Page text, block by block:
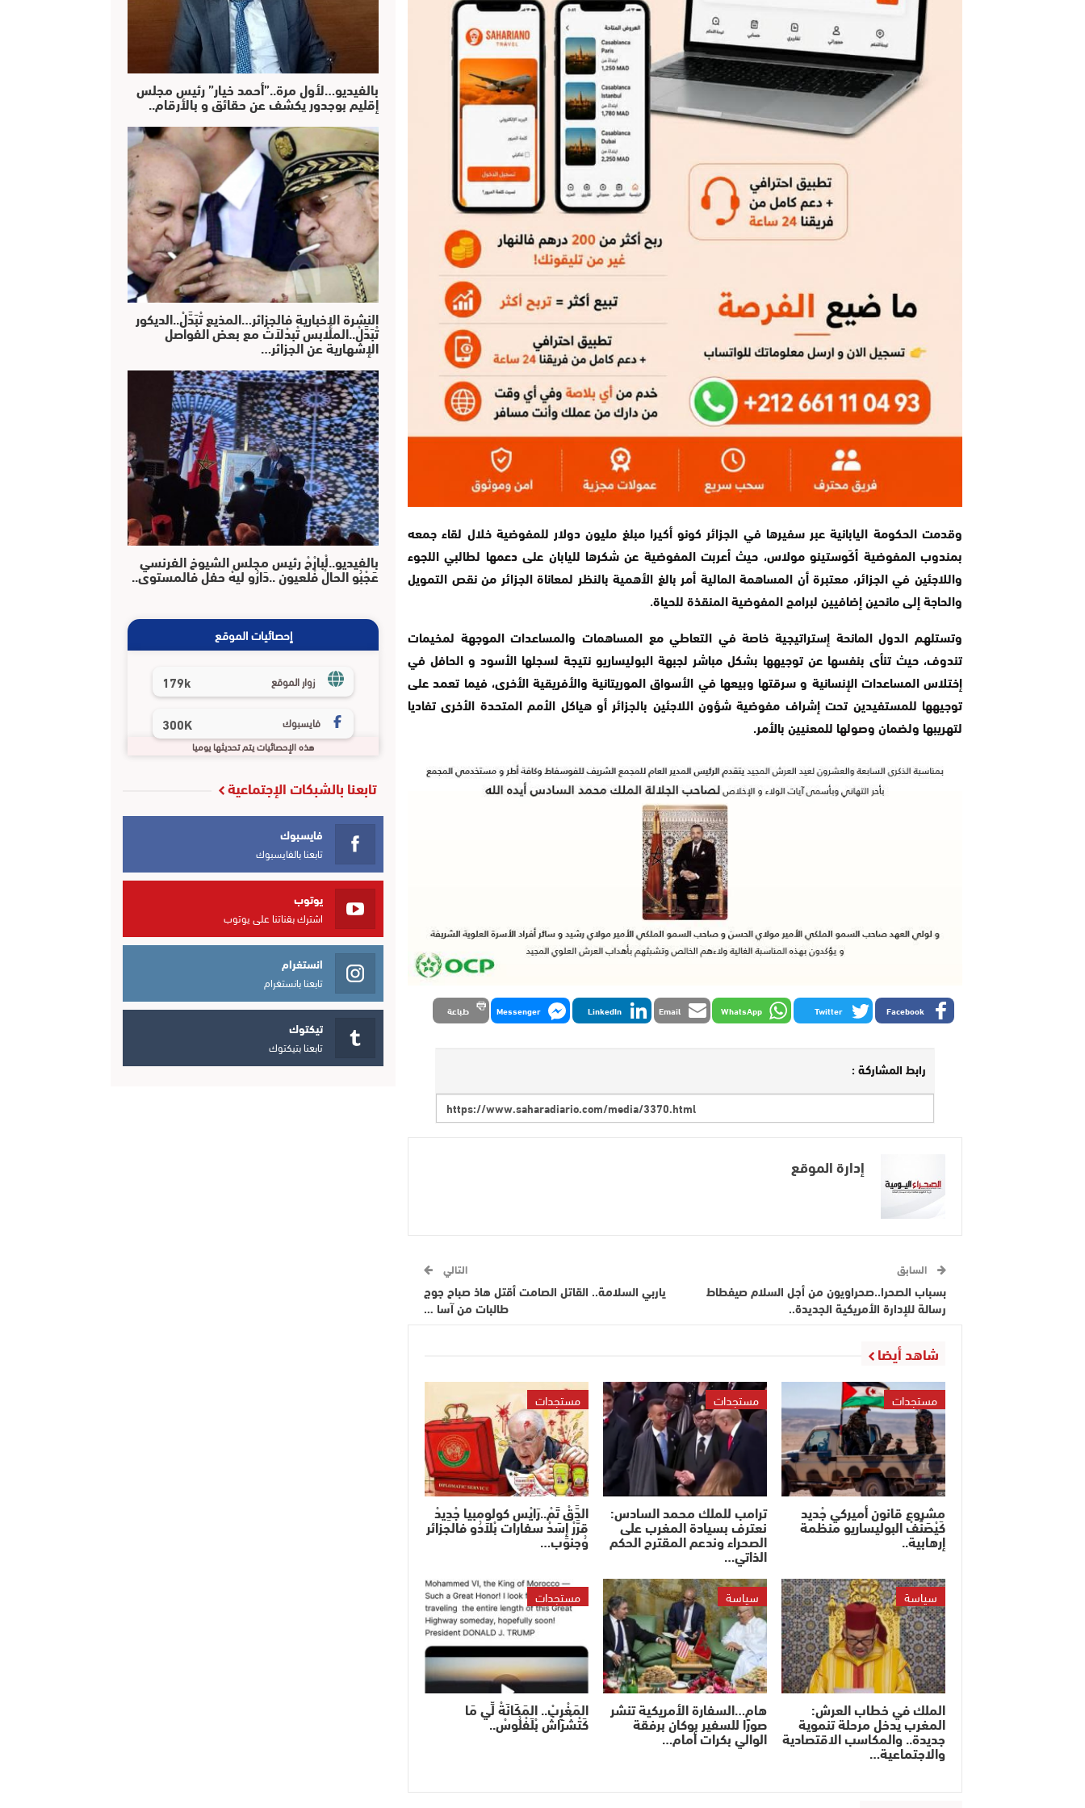
وقدمت الحكومة اليابانية عبر سفيرها في الجزائر كونو أكيرا مبلغ مليون دولار للمفوضية خلال لقاء جمعه
بمندوب المفوضية أكَوستينو مولاس، حيث أعربت المفوضية عن شكرها لليابان على دعمها لطالبي اللجوء
واللاجئين في الجزائر، معتبرة أن المساهمة المالية أمر بالغ الأهمية بالنظر لمعاناة الجزائر من نقص التمويل
والحاجة إلى مانحين إضافيين لبرامج المفوضية المنقذة للحياة.
وتستلهم الدول المانحة إستراتيجية خاصة في التعاطي مع المساهمات والمساعدات الموجهة لمخيمات
تندوف، حيث تنأى بنفسها عن توجيهها بشكل مباشر لجبهة البوليساريو نتيجة لسجلها الأسود و الحافل في
إختلاس المساعدات الإنسانية و سرقتها وبيعها في الأسواق الموريتانية والأفريقية الأخرى، فيما تعمد على
توجيهها للمستفيدين تحت إشراف مفوضية شؤون اللاجئين بالجزائر أو هياكل الأمم المتحدة الأخرى تفاديا
لتهريبها ولضمان وصولها للمعنيين بالأمر.
Facebook
Twitter
WhatsApp
Email
LinkedIn
Messenger طباعة
رابط المشاركة :
إدارة الموقع
السابق
بسباب الصحرا..صحراويون من أجل السلام صيفطاط
رسالة للإدارة الأمريكية الجديدة..
التالي
ياربي السلامة.. القاتل الصامت أقتل هاذ صباح جوج
طالبات من آسا …
شاهد أيضا
مستجدات
مشروع قانون أميركي جْديد
كَيْصَنَّفْ البوليساريو منظمة
إرهابية..
مستجدات
ترامب للملك محمد السادس:
نعترف بسيادة المغرب على
الصحراء وندعم المقترح الحكم
الذاتي…
مستجدات
الدَّقْ تَمْ..رَايْس كولومبيا جْدِيدْ
قرَّرْ إِسَدْ سفارات بْلاَدُو فالجزائر
وُجنوب…
سياسة
الملك في خطاب العرش:
المغرب يدخل مرحلة تنموية
جديدة.. والمكاسب الاقتصادية
والاجتماعية…
سياسة
هام…السفارة الأمريكية تنشر
صورًا للسفير بوكان برفقة
الوالي بكرات أمام…
مستجدات
المَغْرِبْ.. المَكَانَةْ لِّي مَا
كَتْشْرَاشْ بْلَفْلُوسْ..
بالفيديو…لأول مرة..”أحمد خيار” رئيس مجلس
إقليم بوجدور يكشف عن حقائق و بالأرقام..
النشرة الإخبارية فالجزائر…المذيع تْبَدَّلْ..الديكور
تْبَدَّلْ..الملابس تْبدْلاَتْ مع بعض الفواصل
الإشهارية عن الجزائر…
بالفيديو..لْبارْحْ رئيس مجلس الشيوخ الفرنسي
عَجْبُو الحالْ فْلعيون ..دَارُو ليهْ حفل فالمستوى..
إحصائيات الموقع
زوار الموقع 179k
فايسبوك 300K
هذه الإحصائيات يتم تحديثها يوميا
تابعنا بالشبكات الإجتماعية
فايسبوك
تابعنا بالفايسبوك
يوتوب
اشترك بقناتنا على يوتوب
انستغرام
تابعنا بانستغرام
تيكتوك
تابعنا بتيكتوك